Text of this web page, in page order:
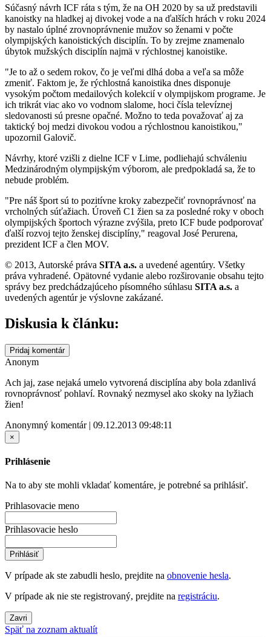
Súčasný návrh ICF ráta s tým, že na OH 2020 by sa už predstavili
kanoistky na hladkej aj divokej vode a na ďalších hrách v roku 2024
by nastalo úplné zrovnoprávnenie mužov so ženami v počte
olympijských kanoistických disciplín. To by zrejme znamenalo
úbytok mužských disciplín najmä v rýchlostnej kanoistike.
"Je to až o sedem rokov, čo je veľmi dlhá doba a veľa sa môže
zmeniť. Faktom je, že rýchlostná kanoistika dnes disponuje
vysokým počtom medailových kolekcií v olympijskom programe. Je
ich trikrát viac ako vo vodnom slalome, hoci čísla televíznej
sledovanosti sú presne opačné. Možno to teda považovať aj za
taktický boj medzi divokou vodou a rýchlostnou kanoistikou,"
upozornil Galovič.
Návrhy, ktoré vzišli z dielne ICF v Lime, podliehajú schváleniu
Medzinárodným olympijským výborom, ale predpokladá sa, že to
nebude problém.
"Pre náš šport sú to pozitívne kroky zabezpečiť rovnoprávnosť na
vrcholných súťažiach. Úroveň C1 žien sa za posledné roky v oboch
olympijských športoch výrazne zvýšila, preto ICF bude podporovať
ďalší rozvoj tejto ženskej disciplíny," reagoval José Perurena,
prezident ICF a člen MOV.
© 2013, Autorské práva SITA a.s. a uvedené agentúry. Všetky
práva vyhradené. Opätovné vydanie alebo rozširovanie obsahu tejto
správy bez predchádzajúceho písomného súhlasu SITA a.s. a
uvedených agentúr je výslovne zakázané.
Diskusia k článku:
Pridaj komentár
Anonym
Ach jaj, zase nejaká umelo vytvorená disciplína aby bola zdanlivá
rovnoprávnosť pohlaví. Rovnaký nezmysel ako skoky na lyžiach
žien!
Anonymný komentár | 09.12.2013 09:48:11
×
Prihlásenie
Na to aby ste mohli vkladať komentáre, je potrebné sa prihlásiť.
Prihlasovacie meno
Prihlasovacie heslo
Prihlásiť
V prípade ak ste zabudli heslo, prejdite na obnovenie hesla.
V prípade ak nie ste registrovaný, prejdite na registráciu.
Zavri
Späť na zoznam aktualít